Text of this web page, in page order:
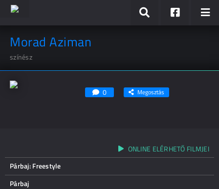
Morad Aziman
színész
0 Megosztás
ONLINE ELÉRHETŐ FILMJEI
Párbaj: Freestyle
Párbaj